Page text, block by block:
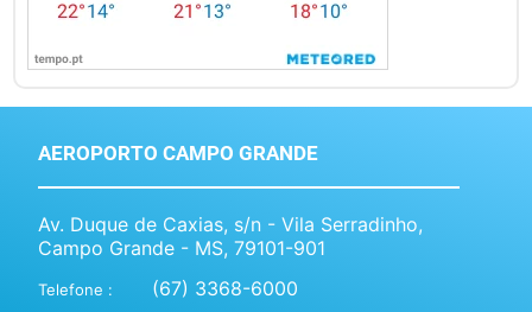
AEROPORTO CAMPO GRANDE
Av. Duque de Caxias, s/n - Vila Serradinho,
Campo Grande - MS, 79101-901
Telefone : (67) 3368-6000